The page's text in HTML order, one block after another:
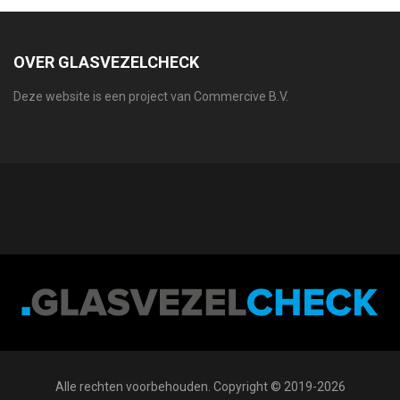
OVER GLASVEZELCHECK
Deze website is een project van Commercive B.V.
Alle rechten voorbehouden. Copyright © 2019-2026